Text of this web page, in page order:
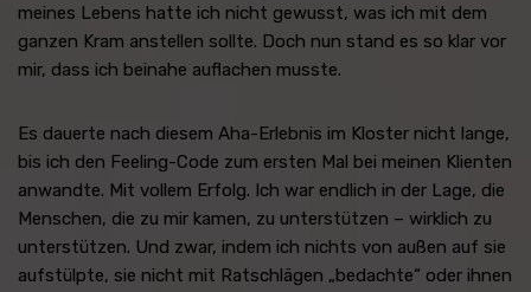
meines Lebens hatte ich nicht gewusst, was ich mit dem
ganzen Kram anstellen sollte. Doch nun stand es so klar vor
mir, dass ich beinahe auflachen musste.
Es dauerte nach diesem Aha-Erlebnis im Kloster nicht lange,
bis ich den Feeling-Code zum ersten Mal bei meinen Klienten
anwandte. Mit vollem Erfolg. Ich war endlich in der Lage, die
Menschen, die zu mir kamen, zu unterstützen – wirklich zu
unterstützen. Und zwar, indem ich nichts von außen auf sie
aufstülpte, sie nicht mit Ratschlägen „bedachte“ oder ihnen